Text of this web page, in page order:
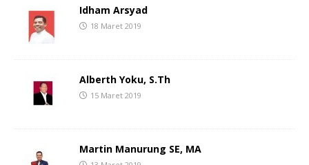
Idham Arsyad
18 Maret 2019
Alberth Yoku, S.Th
15 Maret 2019
Martin Manurung SE, MA